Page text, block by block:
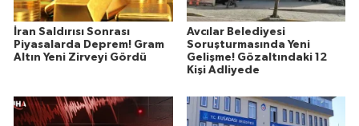
İran Saldırısı Sonrası
Piyasalarda Deprem! Gram
Altın Yeni Zirveyi Gördü
Avcılar Belediyesi
Soruşturmasında Yeni
Gelişme! Gözaltındaki 12
Kişi Adliyede